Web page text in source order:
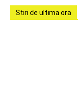
Stiri de ultima ora